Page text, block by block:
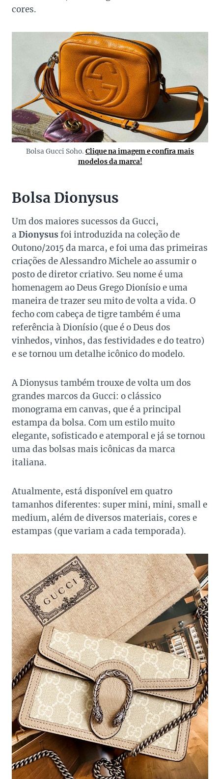
cores.
Bolsa Gucci Soho. Clique na imagem e confira mais
modelos da marca!
Bolsa Dionysus
Um dos maiores sucessos da Gucci,
a Dionysus foi introduzida na coleção de
Outono/2015 da marca, e foi uma das primeiras
criações de Alessandro Michele ao assumir o
posto de diretor criativo. Seu nome é uma
homenagem ao Deus Grego Dionísio e uma
maneira de trazer seu mito de volta a vida. O
fecho com cabeça de tigre também é uma
referência à Dionísio (que é o Deus dos
vinhedos, vinhos, das festividades e do teatro)
e se tornou um detalhe icônico do modelo.
A Dionysus também trouxe de volta um dos
grandes marcos da Gucci: o clássico
monograma em canvas, que é a principal
estampa da bolsa. Com um estilo muito
elegante, sofisticado e atemporal e já se tornou
uma das bolsas mais icônicas da marca
italiana.
Atualmente, está disponível em quatro
tamanhos diferentes: super mini, mini, small e
medium, além de diversos materiais, cores e
estampas (que variam a cada temporada).